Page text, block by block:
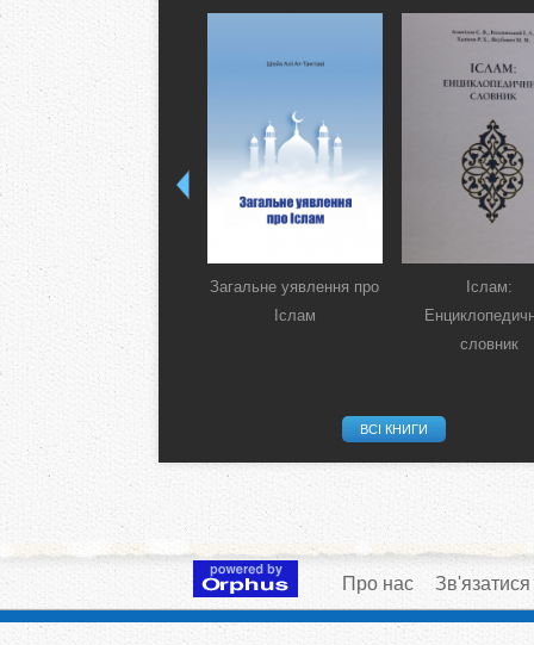
Загальне уявлення про
Іслам
Іслам:
словник
ВСІ КНИГИ
Про нас